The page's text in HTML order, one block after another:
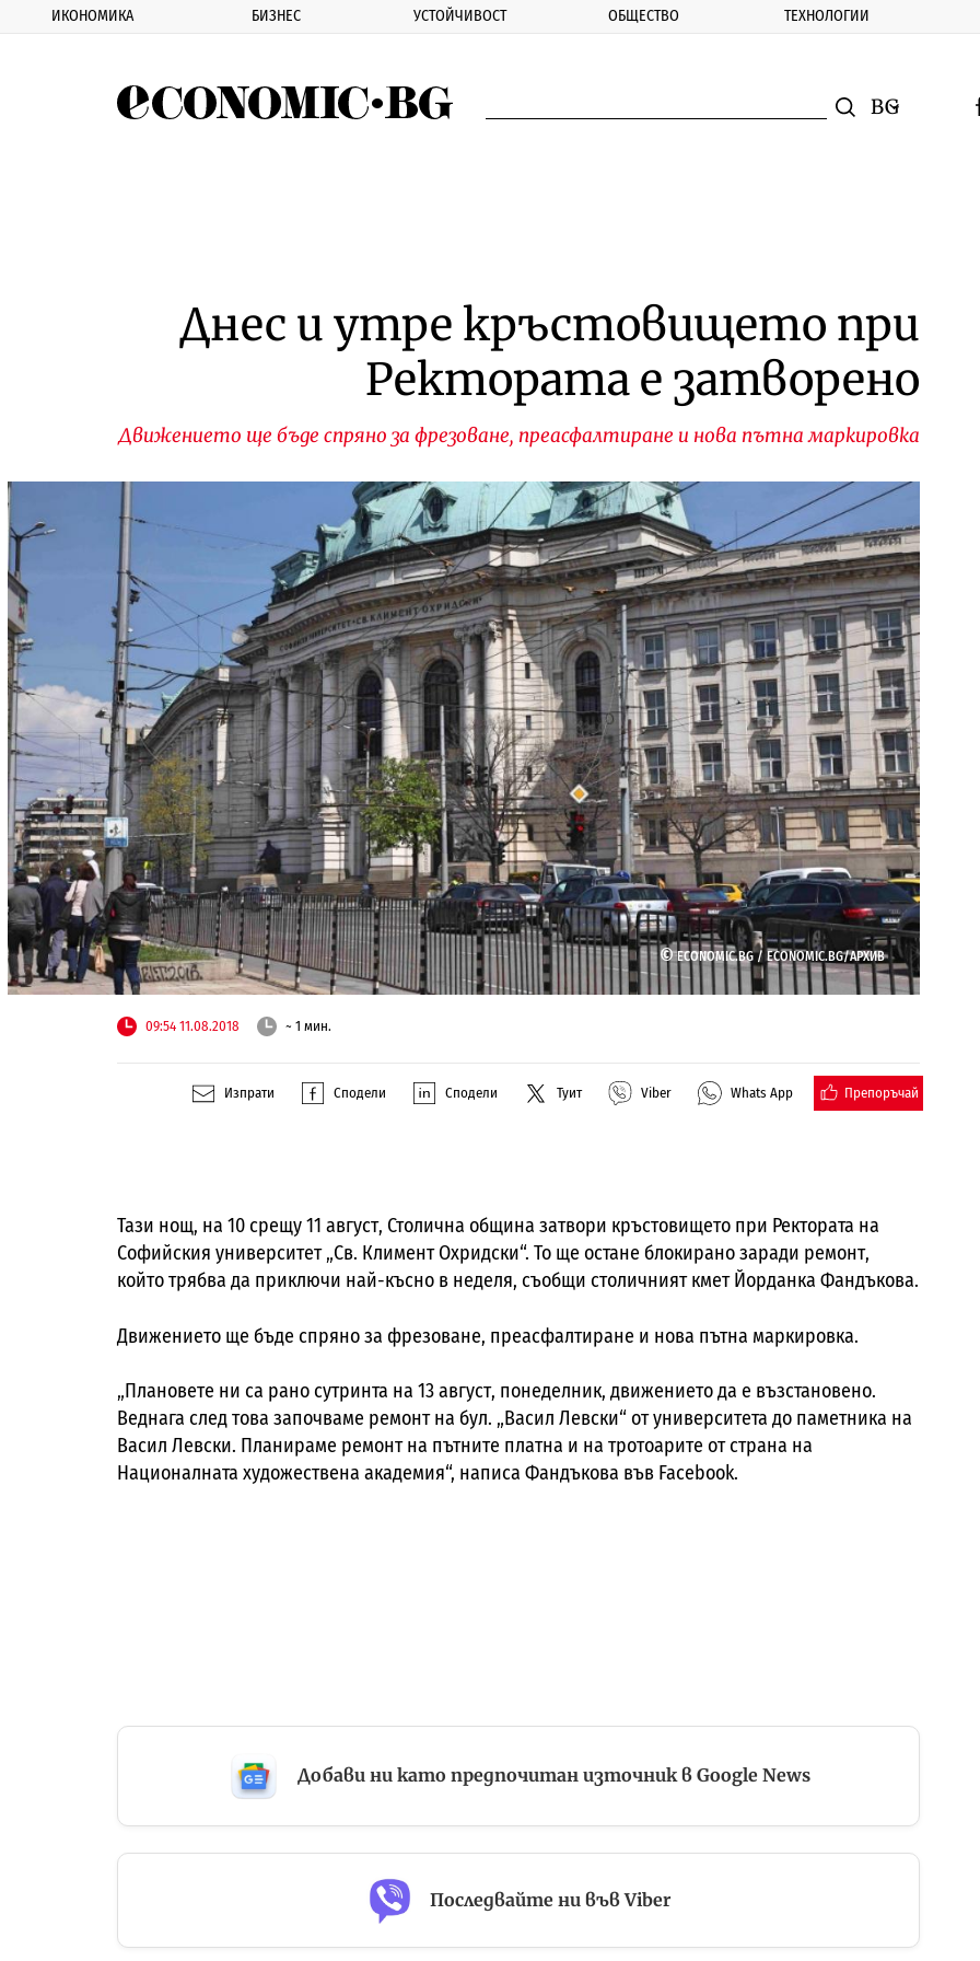
ИКОНОМИКА БИЗНЕС УСТОЙЧИВОСТ ОБЩЕСТВО ТЕХНОЛОГИИ
Смяна на
Днес и утре кръстовището при
Ректората е затворено
Движението ще бъде спряно за фрезоване, преасфалтиране и нова пътна маркировка
©ECONOMIC.BG / ECONOMIC.BG/АРХИВ
09:54 11.08.2018 ~ 1 мин.
Изпрати Сподели Сподели Туит Viber Whats App Препоръчай
Тази нощ, на 10 срещу 11 август, Столична община затвори кръстовището при Ректората на
Софийския университет „Св. Климент Охридски“. То ще остане блокирано заради ремонт,
който трябва да приключи най-късно в неделя, съобщи столичният кмет Йорданка Фандъкова.
Движението ще бъде спряно за фрезоване, преасфалтиране и нова пътна маркировка.
„Плановете ни са рано сутринта на 13 август, понеделник, движението да е възстановено.
Веднага след това започваме ремонт на бул. „Васил Левски“ от университета до паметника на
Васил Левски. Планираме ремонт на пътните платна и на тротоарите от страна на
Националната художествена академия“, написа Фандъкова във Facebook.
Добави ни като предпочитан източник в Google News
Последвайте ни във Viber